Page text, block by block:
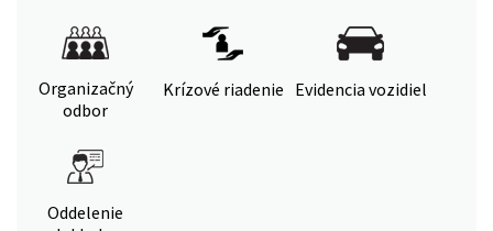
Organizačný
odbor
Krízové riadenie Evidencia vozidiel
Oddelenie